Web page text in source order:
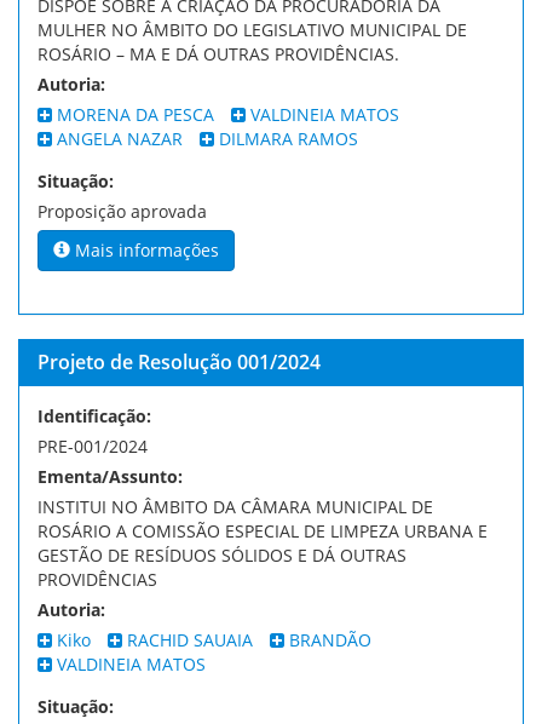
DISPÕE SOBRE A CRIAÇÃO DA PROCURADORIA DA
MULHER NO ÂMBITO DO LEGISLATIVO MUNICIPAL DE
ROSÁRIO – MA E DÁ OUTRAS PROVIDÊNCIAS.
Autoria:
MORENA DA PESCA
VALDINEIA MATOS
ANGELA NAZAR
DILMARA RAMOS
Situação:
Proposição aprovada
Mais informações
Projeto de Resolução 001/2024
Identificação:
PRE-001/2024
Ementa/Assunto:
INSTITUI NO ÂMBITO DA CÂMARA MUNICIPAL DE
ROSÁRIO A COMISSÃO ESPECIAL DE LIMPEZA URBANA E
GESTÃO DE RESÍDUOS SÓLIDOS E DÁ OUTRAS
PROVIDÊNCIAS
Autoria:
Kiko
RACHID SAUAIA
BRANDÃO
VALDINEIA MATOS
Situação: